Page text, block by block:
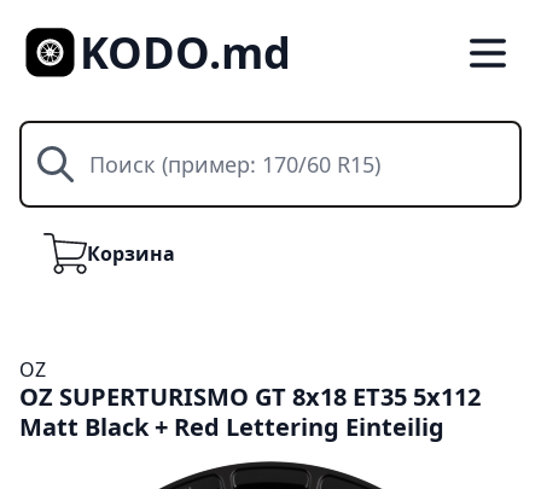
KODO.md
Поиск
КорзинаКорзина
OZ
OZ SUPERTURISMO GT 8x18 ET35 5x112
Matt Black + Red Lettering Einteilig